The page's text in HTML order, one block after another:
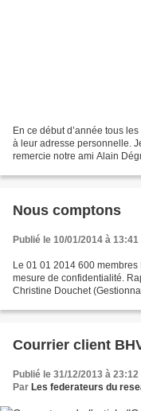
En ce début d’année tous
à leur adresse personnelle.
remercie notre ami Alain
Nous comptons
Publié le 10/01/2014 à 13:41
Le 01 01 2014 600
mesure de confidentialité.
Christine Douchet
Courrier client
Publié le 31/12/2013 à 23:12
Par Les federateurs du